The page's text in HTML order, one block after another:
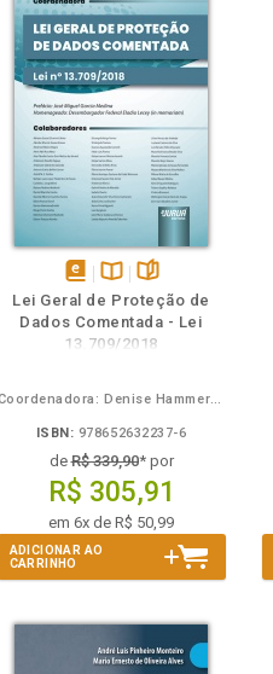
disponível
em
eBook
Disponível
na
B.V.
páginas
Lei Geral de Proteção de
Dados Comentada - Lei
13.709/2018
Coordenadora: Denise Hammerschmidt
ISBN: 978652632237-6
deR$ 339,90* por
R$ 305,91
em 6x de R$ 50,99
ADICIONAR AO
CARRINHO
TambémFolheie